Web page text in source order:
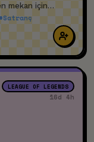
mekan için
Satranç
LEAGUE OF LEGENDS
16d 4h